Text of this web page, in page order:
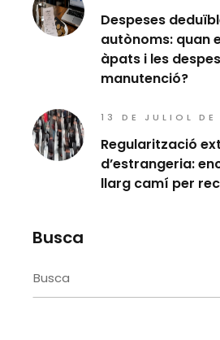
Despeses
autònoms: quan
àpats i les
manutenció?
13 DE JULIOL
Regularització
d’estrangeria:
llarg camí per
Busca
Search
for: